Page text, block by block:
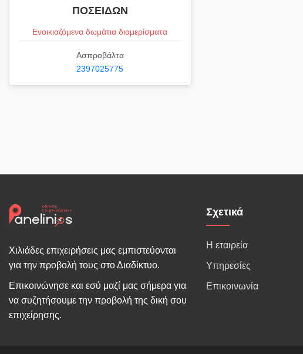
ΠΟΣΕΙΔΩΝ
Ενοικιαζόμενα δωμάτια διαμερίσματα
Ασπροβάλτα
2397025775
Χιλιάδες επιχειρήσεις μας εμπιστεύονται
για την προβολή τους στο Διαδίκτυο.
Επικοινώνησε και εσύ μαζί μας σήμερα για
να συζητήσουμε την προβολή της δική σου
επιχείρησης.
Σχετικά
Η εταιρεία
Υπηρεσίες
Επικοινωνία